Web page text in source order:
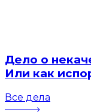
Дело о
Или как
Все дела